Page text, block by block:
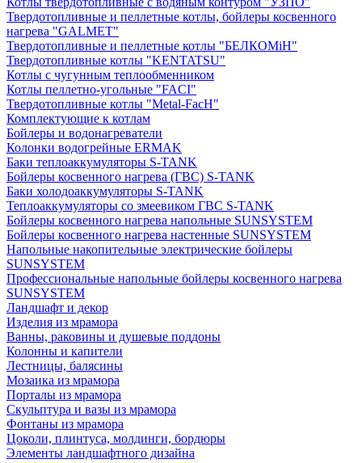
Твердотопливные и пеллетные котлы, бойлеры косвенного
нагрева "GALMET"
Твердотопливные и пеллетные котлы "БЕЛКОМiН"
Твердотопливные котлы "KENTATSU"
Котлы с чугунным теплообменником
Котлы пеллетно-угольные "FACI"
Твердотопливные котлы "Metal-FacH"
Комплектующие к котлам
Бойлеры и водонагреватели
Колонки водогрейные ERMAK
Баки теплоаккумуляторы S-TANK
Бойлеры косвенного нагрева (ГВС) S-TANK
Баки холодоаккумуляторы S-TANK
Теплоаккумуляторы со змеевиком ГВС S-TANK
Бойлеры косвенного нагрева напольные SUNSYSTEM
Бойлеры косвенного нагрева настенные SUNSYSTEM
Напольные накопительные электрические бойлеры
SUNSYSTEM
Профессиональные напольные бойлеры косвенного нагрева
SUNSYSTEM
Ландшафт и декор
Изделия из мрамора
Ванны, раковины и душевые поддоны
Колонны и капители
Лестницы, балясины
Мозаика из мрамора
Порталы из мрамора
Скульптура и вазы из мрамора
Фонтаны из мрамора
Цоколи, плинтуса, молдинги, бордюры
Элементы ландшафтного дизайна